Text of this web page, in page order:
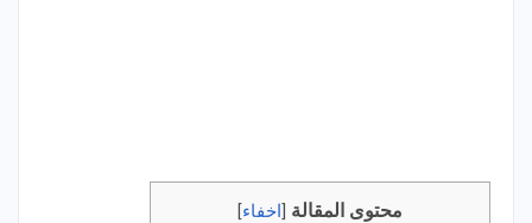
محتوى المقالة اخفاء